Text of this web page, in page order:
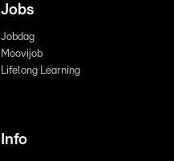
Jobs
Jobdag
Moovijob
Lifelong Learning
Info